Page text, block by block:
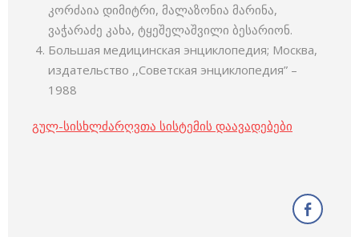
კორძაია დიმიტრი, მალაზონია მარინა,
ვაჭარაძე კახა, ტყეშელაშვილი ბესარიონ.
Большая медицинская энциклопедия; Москва,
издательство ,,Советская энциклопедия” –
1988
გულ-სისხლძარღვთა სისტემის დაავადებები